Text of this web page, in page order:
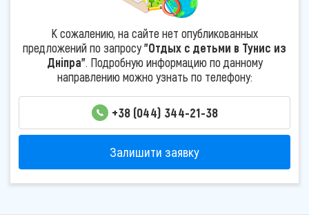
К сожалению, на сайте нет опубликованных
предложений по запросу"Отдых с детьми в Тунис из
Дніпра". Подробную информацию по данному
направлению можно узнать по телефону:
+38 (044) 344-21-38
Залишити заявку